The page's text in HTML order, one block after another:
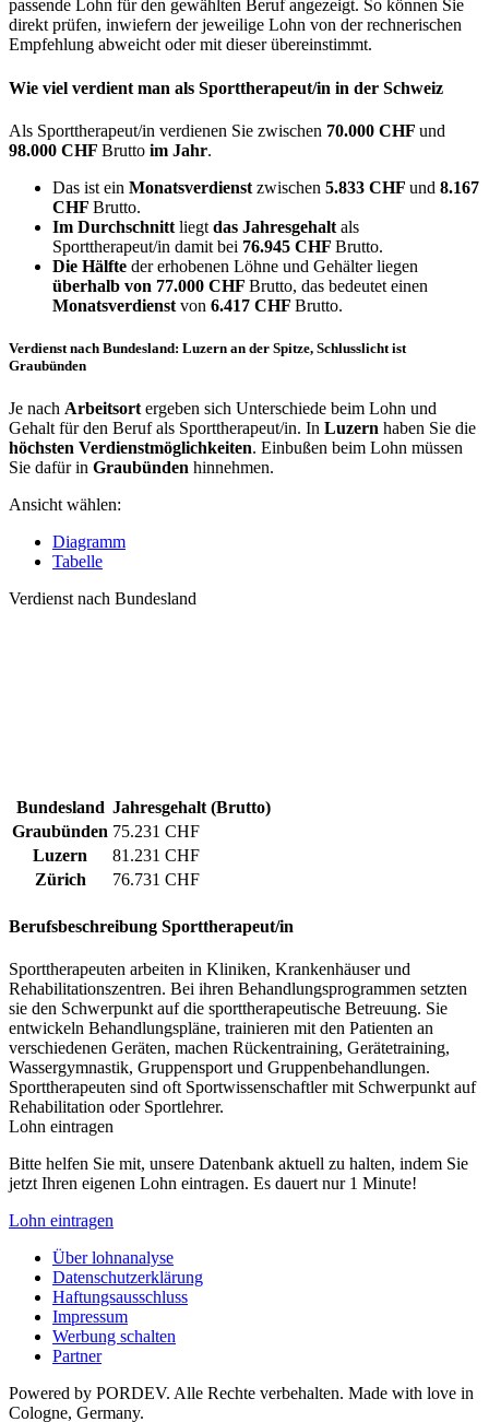
passende Lohn für den gewählten Beruf angezeigt. So können Sie
direkt prüfen, inwiefern der jeweilige Lohn von der rechnerischen
Empfehlung abweicht oder mit dieser übereinstimmt.
Wie viel verdient man als Sporttherapeut/in in der Schweiz
Als Sporttherapeut/in verdienen Sie zwischen 70.000 CHF und
98.000 CHF Brutto im Jahr.
Das ist ein Monatsverdienst zwischen 5.833 CHF und 8.167
CHF Brutto.
Im Durchschnitt liegt das Jahresgehalt als
Sporttherapeut/in damit bei 76.945 CHF Brutto.
Die Hälfte der erhobenen Löhne und Gehälter liegen
überhalb von 77.000 CHF Brutto, das bedeutet einen
Monatsverdienst von 6.417 CHF Brutto.
Verdienst nach Bundesland: Luzern an der Spitze, Schlusslicht ist
Graubünden
Je nach Arbeitsort ergeben sich Unterschiede beim Lohn und
Gehalt für den Beruf als Sporttherapeut/in. In Luzern haben Sie die
höchsten Verdienstmöglichkeiten. Einbußen beim Lohn müssen
Sie dafür in Graubünden hinnehmen.
Ansicht wählen:
Diagramm
Tabelle
Verdienst nach Bundesland
Bundesland Jahresgehalt (Brutto)
Graubünden 75.231 CHF
Luzern
81.231 CHF
Zürich
76.731 CHF
Berufsbeschreibung Sporttherapeut/in
Sporttherapeuten arbeiten in Kliniken, Krankenhäuser und
Rehabilitationszentren. Bei ihren Behandlungsprogrammen setzten
sie den Schwerpunkt auf die sporttherapeutische Betreuung. Sie
entwickeln Behandlungspläne, trainieren mit den Patienten an
verschiedenen Geräten, machen Rückentraining, Gerätetraining,
Wassergymnastik, Gruppensport und Gruppenbehandlungen.
Sporttherapeuten sind oft Sportwissenschaftler mit Schwerpunkt auf
Rehabilitation oder Sportlehrer.
Lohn eintragen
Bitte helfen Sie mit, unsere Datenbank aktuell zu halten, indem Sie
jetzt Ihren eigenen Lohn eintragen. Es dauert nur 1 Minute!
Lohn eintragen
Über lohnanalyse
Datenschutzerklärung
Haftungsausschluss
Impressum
Werbung schalten
Partner
Powered by PORDEV. Alle Rechte verbehalten. Made with love in
Cologne, Germany.